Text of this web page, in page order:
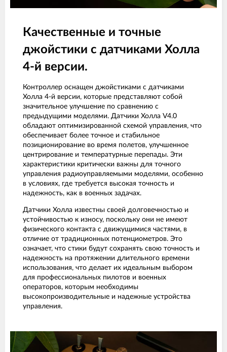
Качественные и точные
джойстики с датчиками Холла
4-й версии.
Контроллер оснащен джойстиками с датчиками
Холла 4-й версии, которые представляют собой
значительное улучшение по сравнению с
предыдущими моделями. Датчики Холла V4.0
обладают оптимизированной схемой управления, что
обеспечивает более точное и стабильное
позиционирование во время полетов, улучшенное
центрирование и температурные перепады. Эти
характеристики критически важны для точного
управления радиоуправляемыми моделями, особенно
в условиях, где требуется высокая точность и
надежность, как в военных задачах.
Датчики Холла известны своей долговечностью и
устойчивостью к износу, поскольку они не имеют
физического контакта с движущимися частями, в
отличие от традиционных потенциометров. Это
означает, что стики будут сохранять свою точность и
надежность на протяжении длительного времени
использования, что делает их идеальным выбором
для профессиональных пилотов и военных
операторов, которым необходимы
высокопроизводительные и надежные устройства
управления.